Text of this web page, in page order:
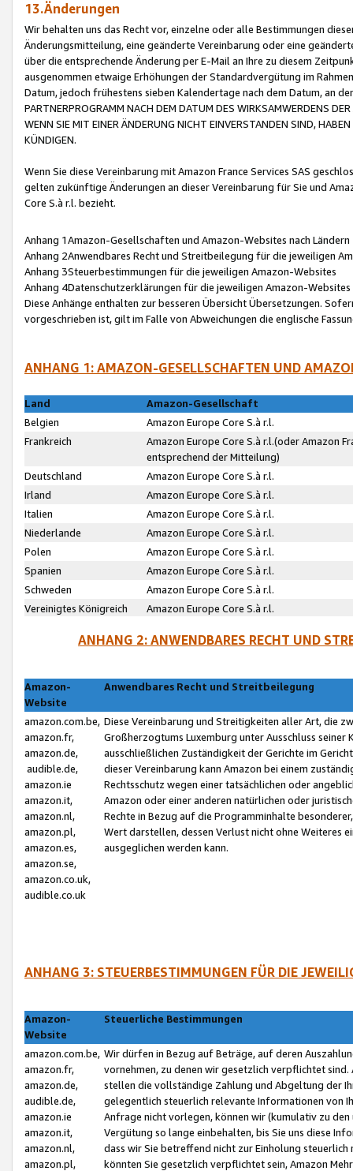
13.Änderungen
Wir behalten uns das Recht vor, einzelne oder alle Bestimmungen
Änderungsmitteilung, eine geänderte Vereinbarung oder eine
über die entsprechende Änderung per E-Mail an Ihre zu diesem
ausgenommen etwaige Erhöhungen der Standardvergütung im
Datum, jedoch frühestens sieben Kalendertage nach dem Datum, an
PARTNERPROGRAMM NACH DEM DATUM DES WIRKSAMWERDENS
WENN SIE MIT EINER ÄNDERUNG NICHT EINVERSTANDEN SIND,
KÜNDIGEN.
Wenn Sie diese Vereinbarung mit Amazon France Services SAS
gelten zukünftige Änderungen an dieser Vereinbarung für Sie und
Core S.à r.l. bezieht.
Anhang 1Amazon-Gesellschaften und Amazon-Websites nach Ländern
Anhang 2Anwendbares Recht und Streitbeilegung für die jeweiligen
Anhang 3Steuerbestimmungen für die jeweiligen Amazon-Websites
Anhang 4Datenschutzerklärungen für die jeweiligen Amazon-Websites
Diese Anhänge enthalten zur besseren Übersicht Übersetzungen.
vorgeschrieben ist, gilt im Falle von Abweichungen die englische
ANHANG 1: AMAZON-GESELLSCHAFTEN UND
Land
Amazon-Gesellschaft
Belgien
Amazon Europe Core S.à r.l.
Frankreich
Amazon Europe Core S.à r.l.(oder Amazon
entsprechend der Mitteilung)
Deutschland
Amazon Europe Core S.à r.l.
Irland
Amazon Europe Core S.à r.l.
Italien
Amazon Europe Core S.à r.l.
Niederlande
Amazon Europe Core S.à r.l.
Polen
Amazon Europe Core S.à r.l.
Spanien
Amazon Europe Core S.à r.l.
Schweden
Amazon Europe Core S.à r.l.
Vereinigtes Königreich
Amazon Europe Core S.à r.l.
ANHANG 2: ANWENDBARES RECHT UND
Amazon-
Website
Anwendbares Recht und Streitbeilegung
amazon.com.be,
amazon.fr,
amazon.de,
audible.de,
amazon.ie
amazon.it,
amazon.nl,
amazon.pl,
amazon.es,
amazon.se,
amazon.co.uk,
audible.co.uk
Diese Vereinbarung und Streitigkeiten aller Art, die
Großherzogtums Luxemburg unter Ausschluss
ausschließlichen Zuständigkeit der Gerichte im
dieser Vereinbarung kann Amazon bei einem
Rechtsschutz wegen einer tatsächlichen oder
Amazon oder einer anderen natürlichen oder
Rechte in Bezug auf die Programminhalte
Wert darstellen, dessen Verlust nicht ohne Weiteres
ausgeglichen werden kann.
ANHANG 3: STEUERBESTIMMUNGEN FÜR DIE
Amazon-
Website
Steuerliche Bestimmungen
amazon.com.be,
amazon.fr,
amazon.de,
audible.de,
amazon.ie
amazon.it,
amazon.nl,
amazon.pl,
Wir dürfen in Bezug auf Beträge, auf deren
vornehmen, zu denen wir gesetzlich verpflichtet
stellen die vollständige Zahlung und Abgeltung der
gelegentlich steuerlich relevante Informationen von
Anfrage nicht vorlegen, können wir (kumulativ zu
Vergütung so lange einbehalten, bis Sie uns diese
dass wir Sie betreffend nicht zur Einholung
könnten Sie gesetzlich verpflichtet sein, Amazon